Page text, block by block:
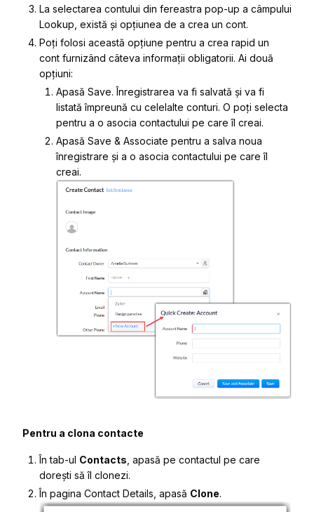
La selectarea contului din fereastra pop-up a câmpului
Lookup, există și opțiunea de a crea un cont.
Poți folosi această opțiune pentru a crea rapid un
cont furnizând câteva informații obligatorii. Ai două
opțiuni:
Apasă Save. Înregistrarea va fi salvată și va fi
listată împreună cu celelalte conturi. O poți selecta
pentru a o asocia contactului pe care îl creai.
Apasă Save & Associate pentru a salva noua
înregistrare și a o asocia contactului pe care îl
creai.
Pentru a clona contacte
În tab-ul Contacts , apasă pe contactul pe care
dorești să îl clonezi.
În pagina Contact Details , apasă Clone.